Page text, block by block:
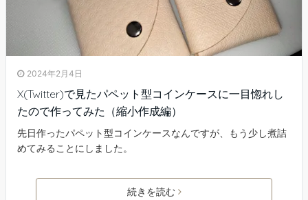
2024年2月4日
X(Twitter)で見たパペット型コインケースに一目惚れし
たので作ってみた（縮小作成編）
先日作ったパペット型コインケースなんですが、もう少し煮詰
めてみることにしました。
続きを読む